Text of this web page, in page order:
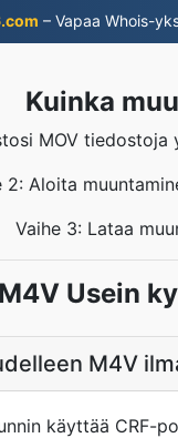
– Vapaa Whois-
Kuinka
MOV
2: Aloita
Vaihe 3: Lataa
Usein
M4V
käyttää CRF-